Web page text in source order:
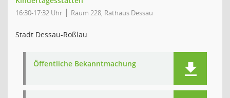
16:30-17:32 Uhr Raum 228, Rathaus Dessau
Stadt Dessau-Roßlau
Öffentliche Bekanntmachung